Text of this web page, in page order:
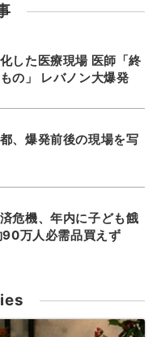
した医療現場 医師「終
の」 レバノン大爆発
、爆発前後の現場を写
危機、年内に子ども餓
90万人必需品買えず